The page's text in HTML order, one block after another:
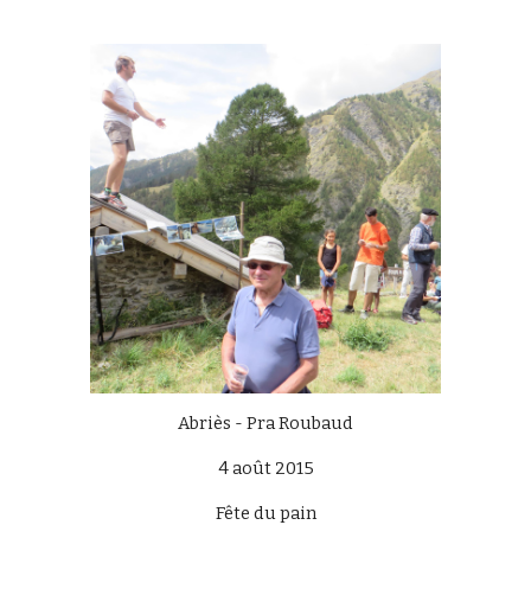
Abriès - Pra Roubaud
4 août 2015
Fête du pain